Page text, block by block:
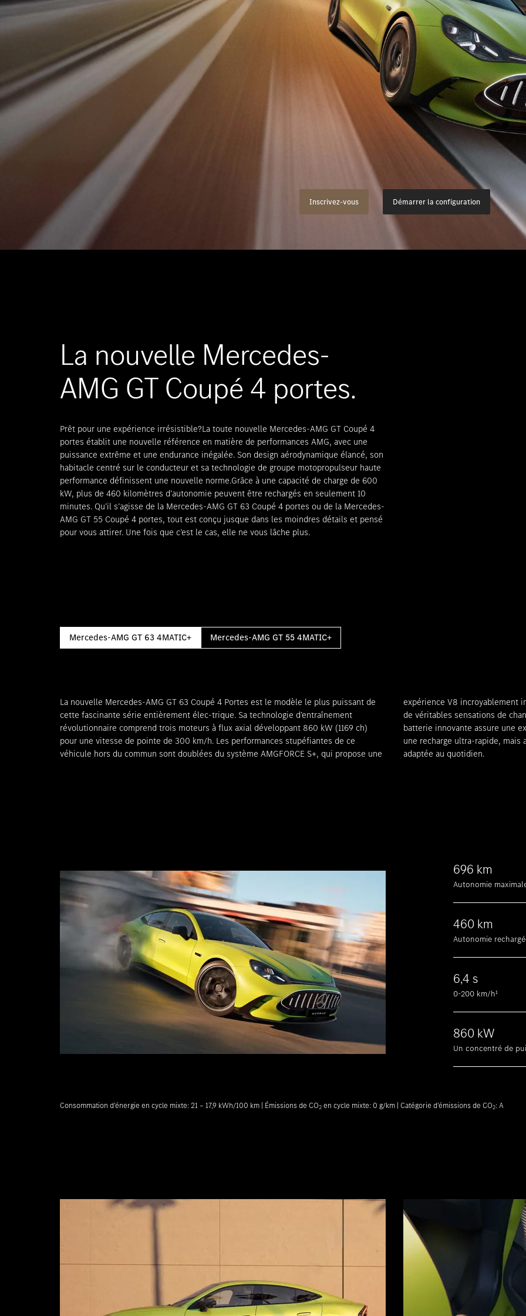
Classes de modèles
Clients de flotte &
Solutions de recharge
Leasing
Assurance
Garantie
Offres digitales
Modèles classiques
Accessoires & Collection
Inscrivez-vous Démarrer la configuration
La nouvelle Mercedes-
AMG GT Coupé 4 portes.
Prêt pour une expérience irrésistible?La toute nouvelle Mercedes-AMG GT Coupé 4
portes établit une nouvelle référence en matière de performances AMG, avec une
puissance extrême et une endurance inégalée. Son design aérodynamique élancé, son
habitacle centré sur le conducteur et sa technologie de groupe motopropulseur haute
performance définissent une nouvelle norme.Grâce à une capacité de charge de 600
kW, plus de 460 kilomètres d’autonomie peuvent être rechargés en seulement 10
minutes. Qu’il s’agisse de la Mercedes-AMG GT 63 Coupé 4 portes ou de la Mercedes-
AMG GT 55 Coupé 4 portes, tout est conçu jusque dans les moindres détails et pensé
pour vous attirer. Une fois que c’est le cas, elle ne vous lâche plus.
Mercedes-AMG GT 63 4MATIC+ Mercedes-AMG GT 55 4MATIC+
La nouvelle Mercedes-AMG GT 63 Coupé 4 Portes est le modèle le plus puissant de
cette fascinante série entièrement élec-trique. Sa technologie d’entraînement
révolutionnaire comprend trois moteurs à flux axial développant 860 kW (1169 ch)
pour une vitesse de pointe de 300 km/h. Les performances stupéfiantes de ce
véhicule hors du commun sont doublées du système AMGFORCE S+, qui propose une
expérience V8 incroyablement immersive restituant une authentique sonorité AMG et
de véritables sensations de changement de rapports. De plus, sa technologie de
batterie innovante assure une excellente reproductibilité des performances et permet
une recharge ultra-rapide, mais aussi une autonomie de 696 kilomètres, parfai-tement
adaptée au quotidien.
696 km
Autonomie
460 km
Autonomie
6,4 s
0-200 km/h¹
860 kW
Un concentré de
Consommation d’énergie en cycle mixte: 21 – 17,9 kWh/100 km | Émissions de CO2 en cycle mixte: 0 g/km | Catégorie d’émissions de CO2: A